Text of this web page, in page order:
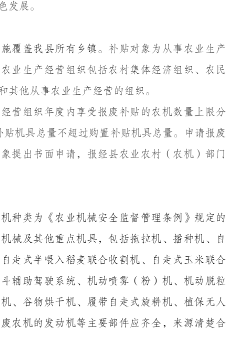
发展。
覆盖我县所有乡镇。 补贴对象为从事农业生产
业生产经营组织包括农村集体经济组织、农民
其他从事农业生产经营的组织。
营组织年度内享受报废补贴的农机数量上限分
贴机具总量不超过购置补贴机具总量。
申请报废
提出书面申请，报经县农业农村（农机）部门
种类为《农业机械安全监督管理条例》规定的
械及其他重点机具，包括拖拉机、播种机、自
走式半喂入稻麦联合收割机、自走式玉米联合
辅助驾驶系统、机动喷雾（粉）机、机动脱粒
、谷物烘干机、履带自走式旋耕机、 植保无人
农机的发动机等主要部件应齐全，来源清楚合